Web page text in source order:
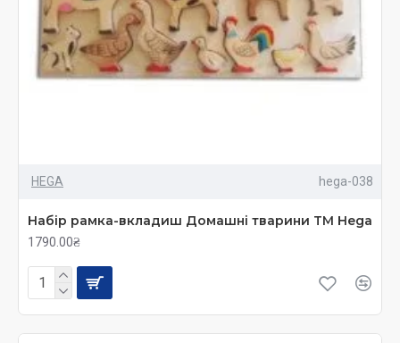
HEGA hega-038
Набір рамка-вкладиш Домашні тварини TM Hega
1790.00₴